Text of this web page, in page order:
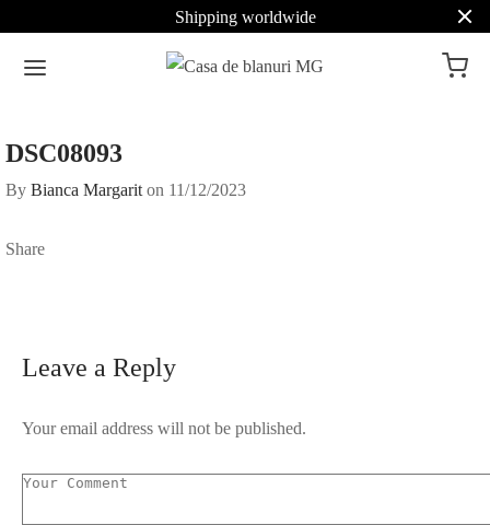
Shipping worldwide
DSC08093
By Bianca Margarit on 11/12/2023
Share
Leave a Reply
Your email address will not be published.